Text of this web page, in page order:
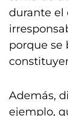
durante el
porque se
Además,
ejemplo,